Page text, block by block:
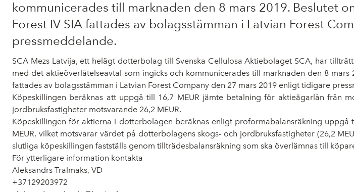
kommunicerades till marknaden den 8 mars 2019. Beslutet
Forest IV SIA fattades av bolagsstämman i Latvian Forest
pressmeddelande.
SCA Mezs Latvija, ett helägt dotterbolag till Svenska Cellulosa Aktiebolaget SCA, har
med det aktieöverlåtelseavtal som ingicks och kommunicerades till marknaden den 8
fattades av bolagsstämman i Latvian Forest Company den 27 mars 2019 enligt tidigare
Köpeskillingen beräknas att uppgå till 16,7 MEUR jämte betalning för aktieägarlån från
jordbruksfastigheter motsvarande 26,2 MEUR.
Köpeskillingen för aktierna i dotterbolagen beräknas enligt proformabalansräkning
MEUR, vilket motsvarar värdet på dotterbolagens skogs- och jordbruksfastigheter (26,2
slutliga köpeskillingen fastställs genom tillträdesbalansräkning som ska överlämnas till
För ytterligare information kontakta
Aleksandrs Tralmaks, VD
+37129203972